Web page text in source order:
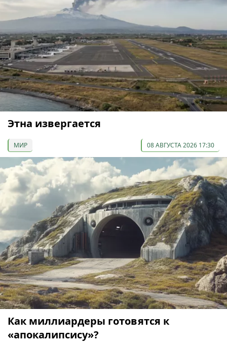
Этна извергается
МИР 08 АВГУСТА 2026 17:30
Как миллиардеры готовятся к
«апокалипсису»?